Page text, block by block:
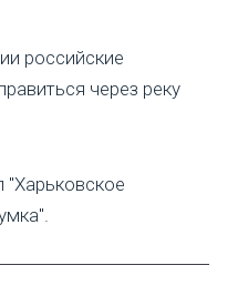
российские
через реку